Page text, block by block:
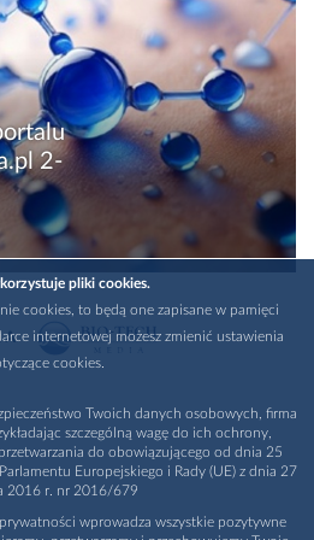
2-
pliki cookies.
cookies, to będą one zapisane w pamięci
internetowej możesz zmienić ustawienia
cookies.
Twoich danych osobowych, firma
szczególną wagę do ich ochrony,
do obowiązującego od dnia 25
Europejskiego i Rady (UE) z dnia 27
2016 r. nr 2016/679
wprowadza wszystkie pozytywne